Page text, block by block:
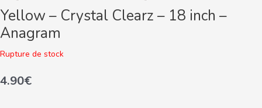
Yellow – Crystal Clearz – 18 inch –
Anagram
Rupture de stock
4.90€